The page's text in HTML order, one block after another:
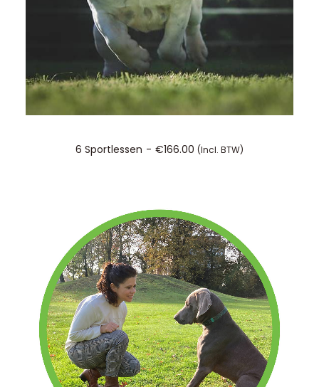
TOEVOEGEN AAN WINKELWAGEN
6 Sportlessen €166.00 (incl. BTW)